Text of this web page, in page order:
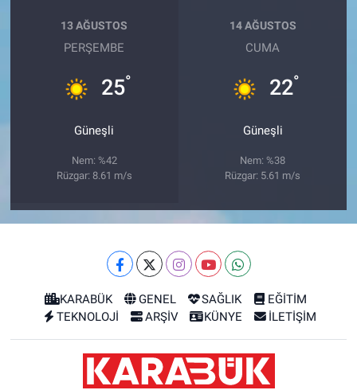
13 AĞUSTOS
PERŞEMBE
25°
Güneşli
Nem: %42
Rüzgar: 8.61 m/s
14 AĞUSTOS
CUMA
22°
Güneşli
Nem: %38
Rüzgar: 5.61 m/s
KARABÜK GENEL SAĞLIK
EĞİTİM
TEKNOLOJİ
ARŞİV KÜNYE İLETİŞİM